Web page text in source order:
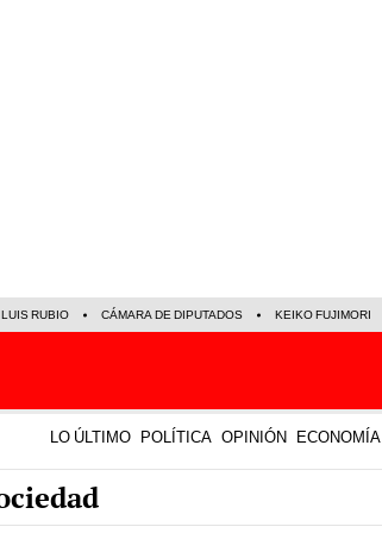
LUIS RUBIO CÁMARA DE DIPUTADOS KEIKO FUJIMORI
LO ÚLTIMO POLÍTICA OPINIÓN ECONOMÍA